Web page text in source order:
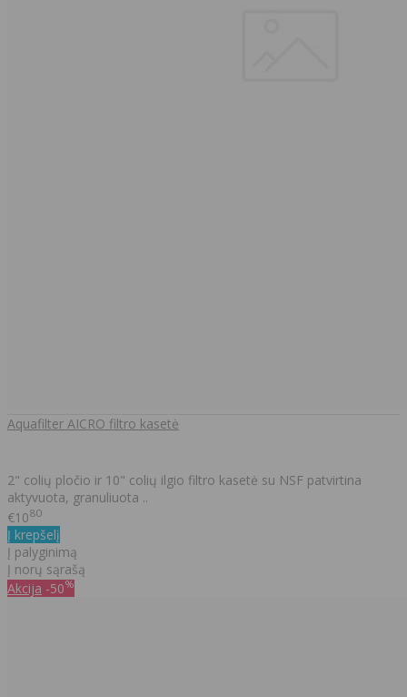
Aquafilter AICRO filtro kasetė
2" colių pločio ir 10" colių ilgio filtro kasetė su NSF patvirtina
aktyvuota, granuliuota ..
€1080
Į krepšelį
Į palyginimą
Į norų sąrašą
Akcija -50%